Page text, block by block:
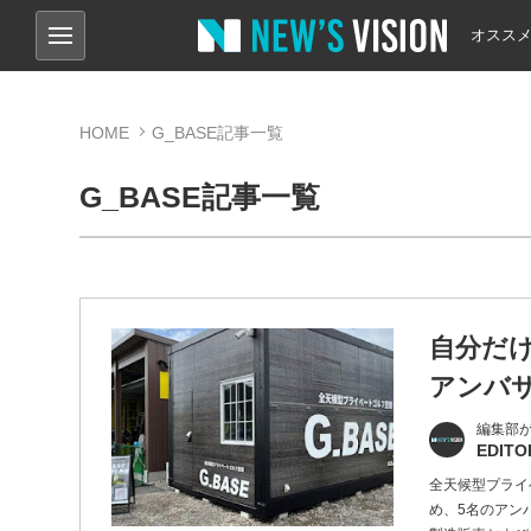
オスス
HOME G_BASE記事一覧
G_BASE記事一覧
自分だ
アンバ
編集部
全天候型プラ
め、5名のアン